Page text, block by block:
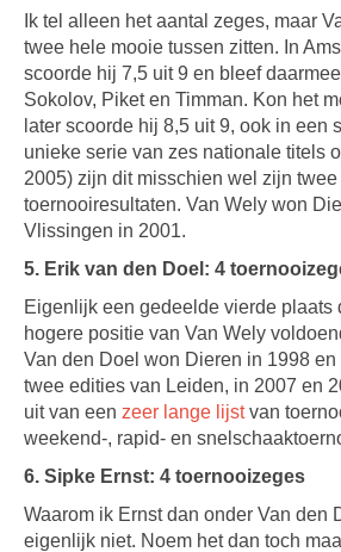
Ik tel alleen het aantal zeges, maar
twee hele mooie tussen zitten. In
scoorde hij 7,5 uit 9 en bleef
Sokolov, Piket en Timman. Kon het
later scoorde hij 8,5 uit 9, ook in een
unieke serie van zes nationale titels
2005) zijn dit misschien wel zijn twee
toernooiresultaten. Van Wely won
Vlissingen in 2001.
5. Erik van den Doel: 4
Eigenlijk een gedeelde vierde plaats
hogere positie van Van Wely
Van den Doel won Dieren in 1998
twee edities van Leiden, in 2007 en
uit van een zeer lange lijstvan
weekend-, rapid- en
6. Sipke Ernst: 4 toernooizeges
Waarom ik Ernst dan onder Van den
eigenlijk niet. Noem het dan toch